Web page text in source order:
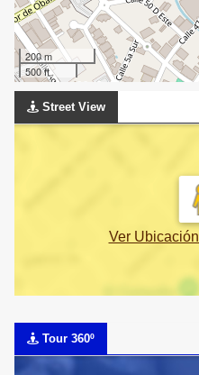
200 m
500 ft
Street View
Ver Ubicación
Tour 360º